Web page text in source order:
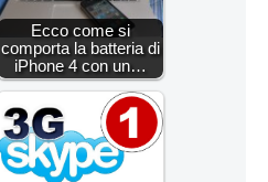
Ecco come si
comporta la batteria di
iPhone 4 con un…